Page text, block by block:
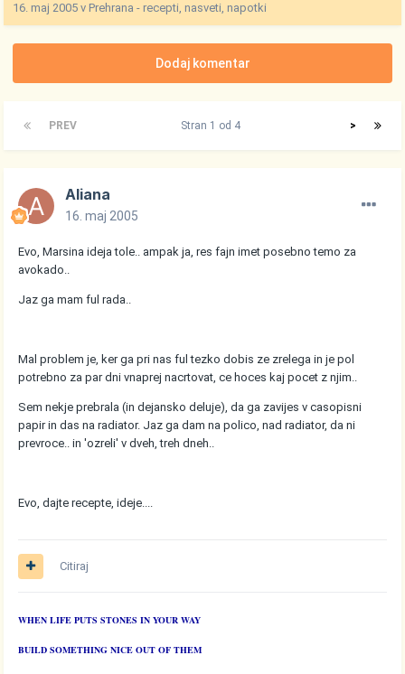
16. maj 2005 vPrehrana - recepti, nasveti, napotki
Dodaj komentar
PREV >
Stran 1 od 4
Aliana
16. maj 2005
Evo, Marsina ideja tole.. ampak ja, res fajn imet posebno temo za
avokado..
Jaz ga mam ful rada..
Mal problem je, ker ga pri nas ful tezko dobis ze zrelega in je pol
potrebno za par dni vnaprej nacrtovat, ce hoces kaj pocet z njim..
Sem nekje prebrala (in dejansko deluje), da ga zavijes v casopisni
papir in das na radiator. Jaz ga dam na polico, nad radiator, da ni
prevroce.. in 'ozreli' v dveh, treh dneh..
Evo, dajte recepte, ideje....
Citiraj
WHEN LIFE PUTS STONES IN YOUR WAY
BUILD SOMETHING NICE OUT OF THEM